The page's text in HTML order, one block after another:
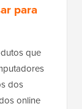
para
que
dos
online